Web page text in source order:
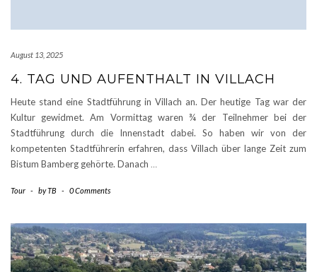
August 13, 2025
4. TAG UND AUFENTHALT IN VILLACH
Heute stand eine Stadtführung in Villach an. Der heutige Tag war der
Kultur gewidmet. Am Vormittag waren ¾ der Teilnehmer bei der
Stadtführung durch die Innenstadt dabei. So haben wir von der
kompetenten Stadtführerin erfahren, dass Villach über lange Zeit zum
Bistum Bamberg gehörte. Danach …
Tour - byTB - 0 Comments